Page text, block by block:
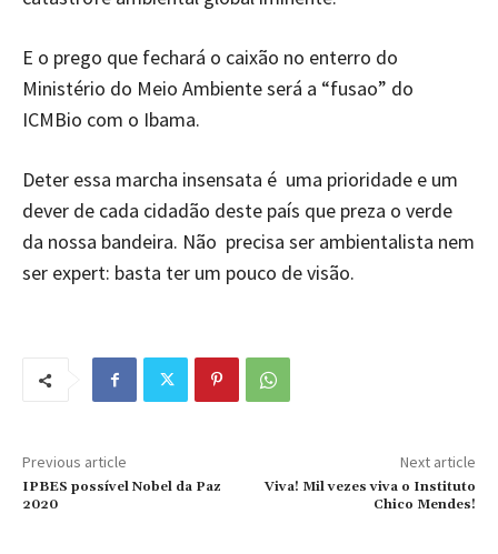
E o prego que fechará o caixão no enterro do
Ministério do Meio Ambiente será a “fusao” do
ICMBio com o Ibama.
Deter essa marcha insensata é uma prioridade e um
dever de cada cidadão deste país que preza o verde
da nossa bandeira. Não precisa ser ambientalista nem
ser expert: basta ter um pouco de visão.
Previous article
IPBES possível Nobel da Paz
2020
Next article
Viva! Mil vezes viva o Instituto
Chico Mendes!